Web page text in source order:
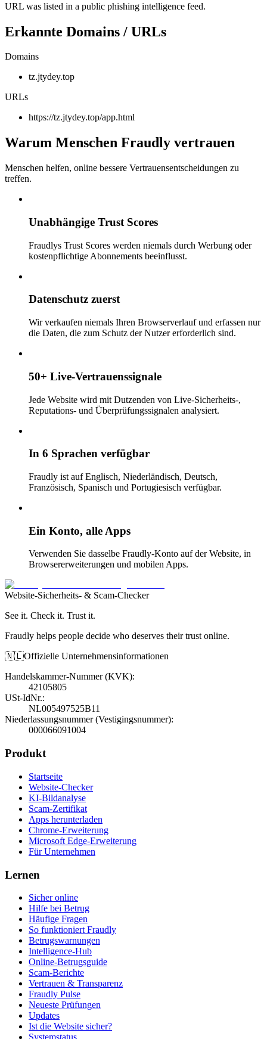
URL was listed in a public phishing intelligence feed.
Erkannte Domains / URLs
Domains
tz.jtydey.top
URLs
https://tz.jtydey.top/app.html
Warum Menschen Fraudly vertrauen
Menschen helfen, online bessere Vertrauensentscheidungen zu
treffen.
Unabhängige Trust Scores
Fraudlys Trust Scores werden niemals durch Werbung oder
kostenpflichtige Abonnements beeinflusst.
Datenschutz zuerst
Wir verkaufen niemals Ihren Browserverlauf und erfassen nur
die Daten, die zum Schutz der Nutzer erforderlich sind.
50+ Live-Vertrauenssignale
Jede Website wird mit Dutzenden von Live-Sicherheits-,
Reputations- und Überprüfungssignalen analysiert.
In 6 Sprachen verfügbar
Fraudly ist auf Englisch, Niederländisch, Deutsch,
Französisch, Spanisch und Portugiesisch verfügbar.
Ein Konto, alle Apps
Verwenden Sie dasselbe Fraudly-Konto auf der Website, in
Browsererweiterungen und mobilen Apps.
Website-Sicherheits- & Scam-Checker
See it. Check it. Trust it.
Fraudly helps people decide who deserves their trust online.
🇳🇱Offizielle Unternehmensinformationen
Handelskammer-Nummer (KVK):
42105805
USt-IdNr.:
NL005497525B11
Niederlassungsnummer (Vestigingsnummer):
000066091004
Produkt
Startseite
Website-Checker
KI-Bildanalyse
Scam-Zertifikat
Apps herunterladen
Chrome-Erweiterung
Microsoft Edge-Erweiterung
Für Unternehmen
Lernen
Sicher online
Hilfe bei Betrug
Häufige Fragen
So funktioniert Fraudly
Betrugswarnungen
Intelligence-Hub
Online-Betrugsguide
Scam-Berichte
Vertrauen & Transparenz
Fraudly Pulse
Neueste Prüfungen
Updates
Ist die Website sicher?